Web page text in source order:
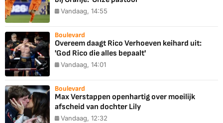
Vandaag, 14:55
Boulevard
Overeem daagt Rico Verhoeven keihard uit:
'God Rico die alles bepaalt'
Vandaag, 14:01
Boulevard
Max Verstappen openhartig over moeilijk
afscheid van dochter Lily
Vandaag, 12:32